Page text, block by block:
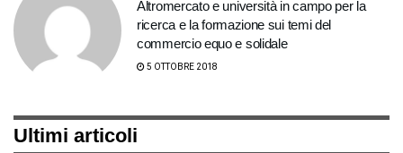
Altromercato e università in campo per la
ricerca e la formazione sui temi del
commercio equo e solidale
5 OTTOBRE 2018
Ultimi articoli